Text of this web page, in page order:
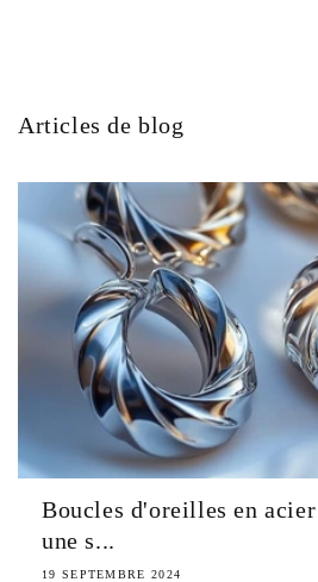
Articles de blog
Boucles d'oreilles en
une s...
19 SEPTEMBRE 2024